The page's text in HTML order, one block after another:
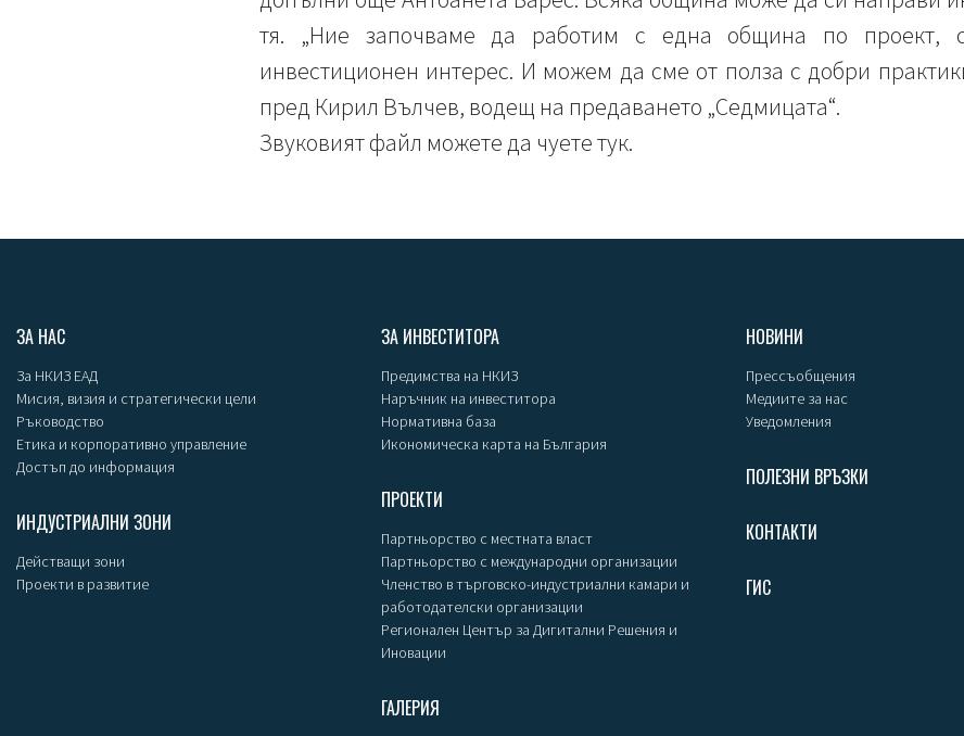
тя. „Ние започваме да работим с една община по проект,
инвестиционен интерес. И можем да сме от полза с добри
пред Кирил Вълчев, водещ на предаването „Седмицата“.
Звуковият файл можете да чуете тук.
ЗА НАС
За НКИЗ ЕАД
Мисия, визия и стратегически цели
Ръководство
Етика и корпоративно управление
Достъп до информация
ИНДУСТРИАЛНИ ЗОНИ
Действащи зони
Проекти в развитие
ЗА ИНВЕСТИТОРА
Предимства на НКИЗ
Наръчник на инвеститора
Нормативна база
Икономическа карта на България
ПРОЕКТИ
Партньорство с местната власт
Партньорство с международни организации
Членство в търговско-индустриални камари и
работодателски организации
Регионален Център за Дигитални Решения и
Иновации
ГАЛЕРИЯ
НОВИНИ
Прессъобщения
Медиите за нас
Уведомления
ПОЛЕЗНИ ВРЪЗКИ
КОНТАКТИ
ГИС